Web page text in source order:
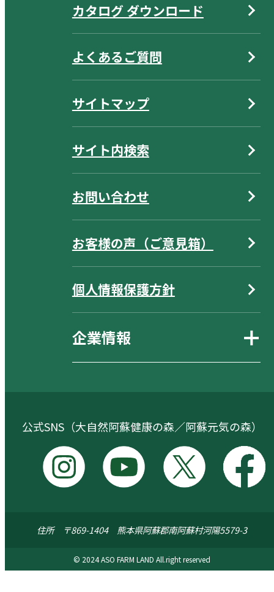
カタログ ダウンロード
よくあるご質問
サイトマップ
サイト内検索
お問い合わせ
お客様の声（ご意見箱）
個人情報保護方針
企業情報
公式SNS（大自然阿蘇健康の森／阿蘇元気の森）
s
g
u
u
b
c
o
住所 〒869-1404 熊本県阿蘇郡南阿蘇村河陽5579-3
© 2024 ASO FARM LAND All.right reserved